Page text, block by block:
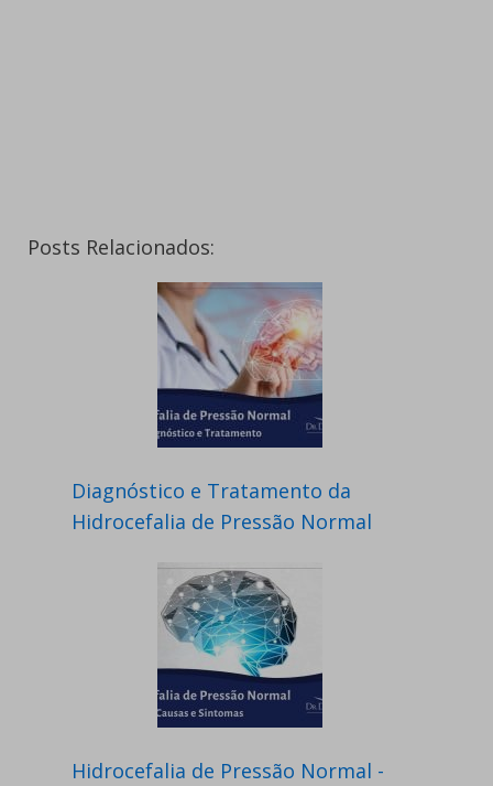
Posts Relacionados:
Diagnóstico e Tratamento da
Hidrocefalia de Pressão Normal
Hidrocefalia de Pressão Normal -